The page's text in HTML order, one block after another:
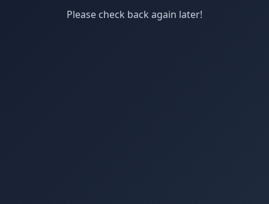
Please check back again later!